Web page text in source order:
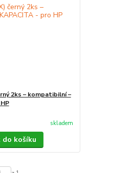
2ks – kompatibilní –
skladem
do košíku